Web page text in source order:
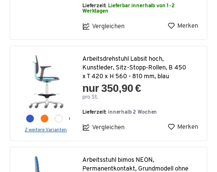
Lieferzeit:Lieferbar innerhalb von 1-2
Werktagen
Vergleichen Merken
2 weitere Varianten
Arbeitsdrehstuhl Labsit hoch,
Kunstleder, Sitz-Stopp-Rollen, B 450
x T 420 x H 560 - 810 mm, blau
nur 350,90 €
pro St.
Lieferzeit: innerhalb 2 Wochen
Vergleichen Merken
Arbeitsstuhl bimos NEON,
Permanentkontakt, Grundmodell ohne